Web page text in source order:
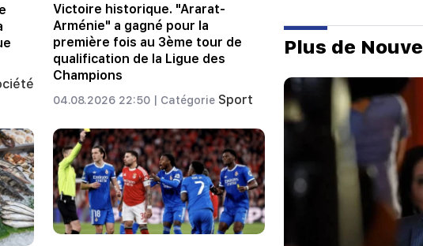
Victoire historique. "Ararat-
Arménie" a gagné pour la
première fois au 3ème tour de
qualification de la Ligue des
Champions
04.08.2026 22:50 | Catégorie Sport
08:00
Comment les
l'Assemblée
Cadeau coûteux
ex-mari pour le
Pezeshkian a
soutien à l'Iran
13 passagers de
Plus de